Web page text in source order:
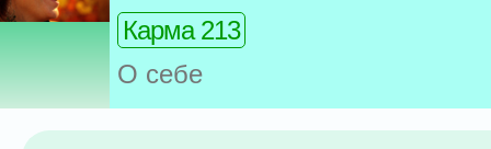
Карма 213
О себе